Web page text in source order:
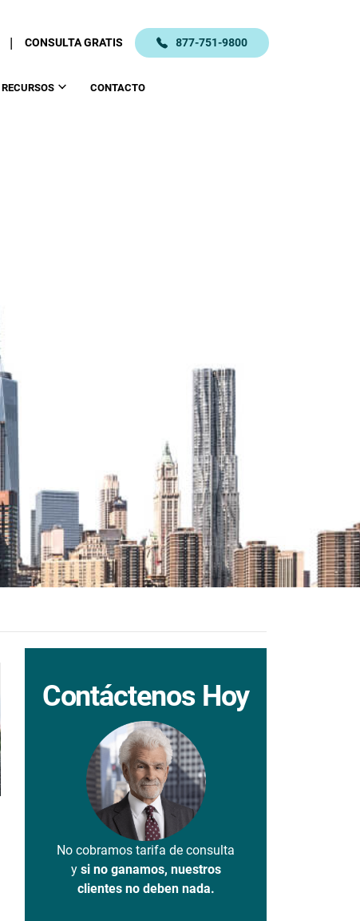
| CONSULTA GRATIS 877-751-9800
RECURSOS CONTACTO
Contáctenos Hoy
No cobramos tarifa de consulta
y si no ganamos, nuestros
clientes no deben nada.